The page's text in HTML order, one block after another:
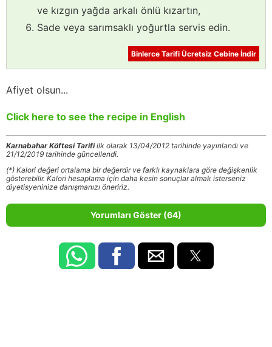
ve kızgın yağda arkalı önlü kızartın,
Sade veya sarımsaklı yoğurtla servis edin.
Binlerce Tarifi Ücretsiz Cebine İndir
Afiyet olsun...
Click here to see the recipe in English
Karnabahar Köftesi Tarifiilk olarak 13/04/2012 tarihinde yayınlandı ve
21/12/2019 tarihinde güncellendi.
(*) Kalori değeri ortalama bir değerdir ve farklı kaynaklara göre değişkenlik
gösterebilir. Kalori hesaplama için daha kesin sonuçlar almak isterseniz
diyetisyeninize danışmanızı öneririz.
Yorumları Göster (64)